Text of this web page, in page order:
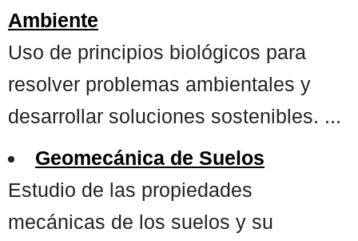
Ambiente
Uso de principios biológicos para
resolver problemas ambientales y
desarrollar soluciones sostenibles. ...
Geomecánica de Suelos
Estudio de las propiedades
mecánicas de los suelos y su